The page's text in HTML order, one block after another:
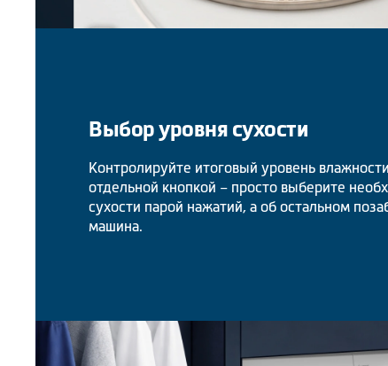
Выбор уровня сухости
Контролируйте итоговый уровень
отдельной кнопкой – просто выберите
сухости парой нажатий, а об остальном
машина.